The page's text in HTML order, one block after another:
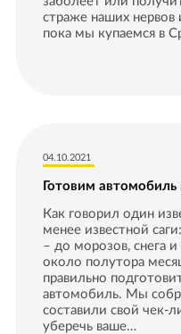
страже наших нервов
пока мы купаемся в
04.10.2021
Готовим автомобиль
Как говорил один
менее известной
– до морозов, снега
около полутора
правильно
автомобиль. Мы
составили свой чек-
уберечь ваше…